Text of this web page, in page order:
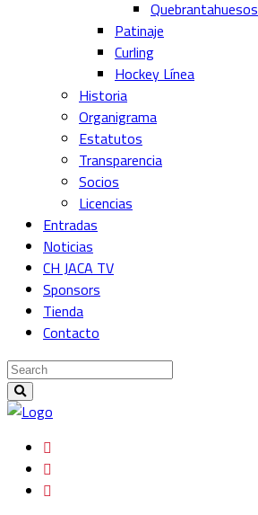
Quebrantahuesos
Patinaje
Curling
Hockey Línea
Historia
Organigrama
Estatutos
Transparencia
Socios
Licencias
Entradas
Noticias
CH JACA TV
Sponsors
Tienda
Contacto